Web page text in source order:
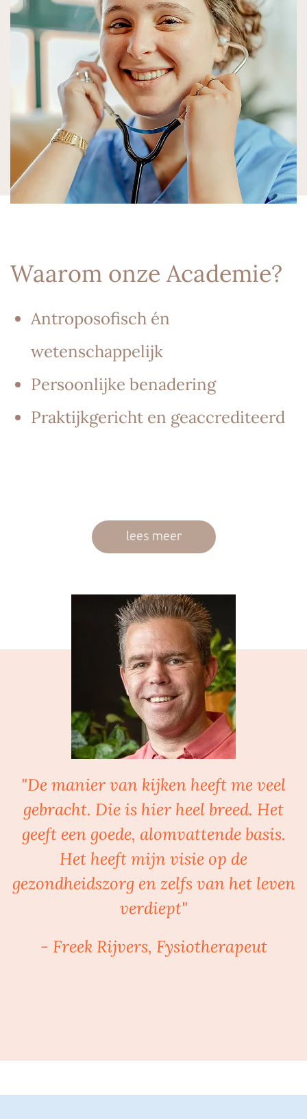
Waarom onze Academie?
Antroposofisch én
wetenschappelijk
Persoonlijke benadering
Praktijkgericht en geaccrediteerd
lees meer
"De manier van kijken heeft me veel
gebracht. Die is hier heel breed. Het
geeft een goede, alomvattende basis.
Het heeft mijn visie op de
gezondheidszorg en zelfs van het leven
verdiept"
- Freek Rijvers, Fysiotherapeut